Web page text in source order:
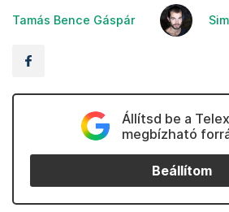
Tamás Bence Gáspár
Állítsd be a
megbízható
Beállítom